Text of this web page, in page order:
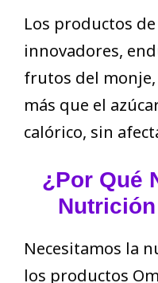
Los productos
innovadores,
frutos del monje,
más que el
calórico, sin
¿Por Qué
Necesitamos la
los productos